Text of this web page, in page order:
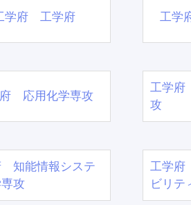
学府 工学府 工学
応用化学専攻
工学府
攻
知能情報システ
攻
工学府
ビリテ